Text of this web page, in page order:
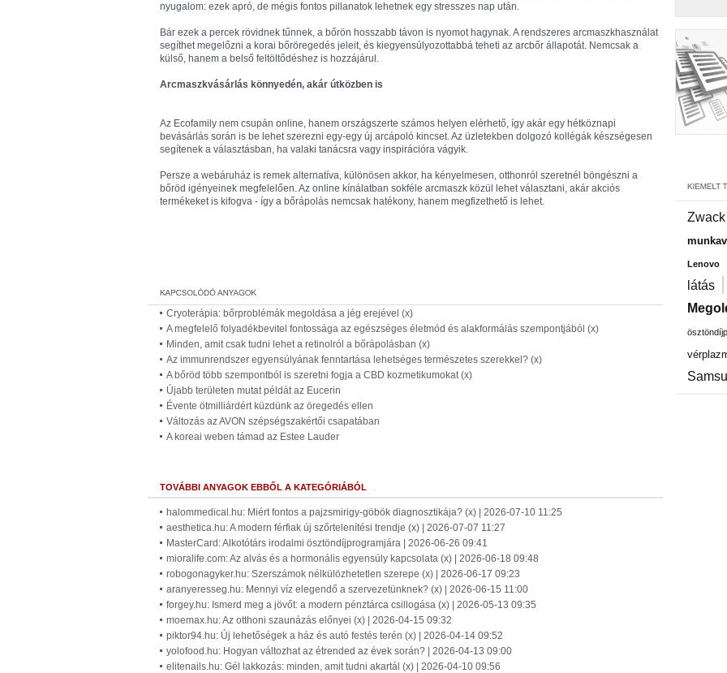
nyugalom: ezek apró, de mégis fontos pillanatok lehetnek egy stresszes nap után.
Bár ezek a percek rövidnek tűnnek, a bőrön hosszabb távon is nyomot hagynak. A rendszeres arcmaszkhasználat
segíthet megelőzni a korai bőröregedés jeleit, és kiegyensúlyozottabbá teheti az arcbőr állapotát. Nemcsak a
külső, hanem a belső feltöltődéshez is hozzájárul.
Arcmaszkvásárlás könnyedén, akár útközben is
Az Ecofamily nem csupán online, hanem országszerte számos helyen elérhető, így akár egy hétköznapi
bevásárlás során is be lehet szerezni egy-egy új arcápoló kincset. Az üzletekben dolgozó kollégák készségesen
segítenek a választásban, ha valaki tanácsra vagy inspirációra vágyik.
Persze a webáruház is remek alternatíva, különösen akkor, ha kényelmesen, otthonról szeretnél böngészni a
bőröd igényeinek megfelelően. Az online kínálatban sokféle arcmaszk közül lehet választani, akár akciós
termékeket is kifogva - így a bőrápolás nemcsak hatékony, hanem megfizethető is lehet.
Cryoterápia: bőrproblémák megoldása a jég erejével (x)
A megfelelő folyadékbevitel fontossága az egészséges életmód és alakformálás szempontjából (x)
Minden, amit csak tudni lehet a retinolról a bőrápolásban (x)
Az immunrendszer egyensúlyának fenntartása lehetséges természetes szerekkel? (x)
A bőröd több szempontból is szeretni fogja a CBD kozmetikumokat (x)
Újabb területen mutat példát az Eucerin
Évente ötmilliárdért küzdünk az öregedés ellen
Változás az AVON szépségszakértői csapatában
A koreai weben támad az Estee Lauder
TOVÁBBI ANYAGOK EBBŐL A KATEGÓRIÁBÓL
halommedical.hu: Miért fontos a pajzsmirigy-göbök diagnosztikája? (x) | 2026-07-10 11:25
aesthetica.hu: A modern férfiak új szőrtelenítési trendje (x) | 2026-07-07 11:27
MasterCard: Alkotótárs irodalmi ösztöndíjprogramjára | 2026-06-26 09:41
mioralife.com: Az alvás és a hormonális egyensúly kapcsolata (x) | 2026-06-18 09:48
robogonagyker.hu: Szerszámok nélkülözhetetlen szerepe (x) | 2026-06-17 09:23
aranyeresseg.hu: Mennyi víz elegendő a szervezetünknek? (x) | 2026-06-15 11:00
forgey.hu: Ismerd meg a jövőt: a modern pénztárca csillogása (x) | 2026-05-13 09:35
moemax.hu: Az otthoni szaunázás előnyei (x) | 2026-04-15 09:32
piktor94.hu: Új lehetőségek a ház és autó festés terén (x) | 2026-04-14 09:52
yolofood.hu: Hogyan változhat az étrended az évek során? | 2026-04-13 09:00
elitenails.hu: Gél lakkozás: minden, amit tudni akartál (x) | 2026-04-10 09:56
Zwack
Lenovo
látás |